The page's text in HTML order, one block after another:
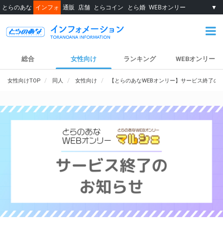
とらのあな インフォ 通販 店舗 とらコイン とら婚 WEBオンリー ▼
総合 女性向け ランキング WEBオンリー
女性向けTOP 同人 女性向け 【とらのあなWEBオンリー】サービス終了の